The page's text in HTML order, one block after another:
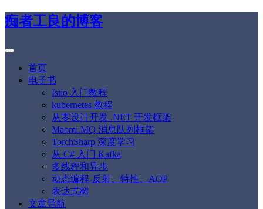
痴者工良的博客
首页
电子书
Istio 入门教程
kubernetes 教程
从零设计开发 .NET 开发框架
Maomi.MQ 消息队列框架
TorchSharp 深度学习
从 C# 入门 Kafka
多线程和异步
动态编程-反射、特性、AOP
表达式树
文章导航